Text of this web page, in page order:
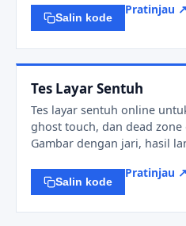
Salin kode
Pratinjau ↗
Tes Layar Sentuh
Tes layar sentuh online
ghost touch, dan dead
Gambar dengan jari, hasil
Salin kode
Pratinjau ↗